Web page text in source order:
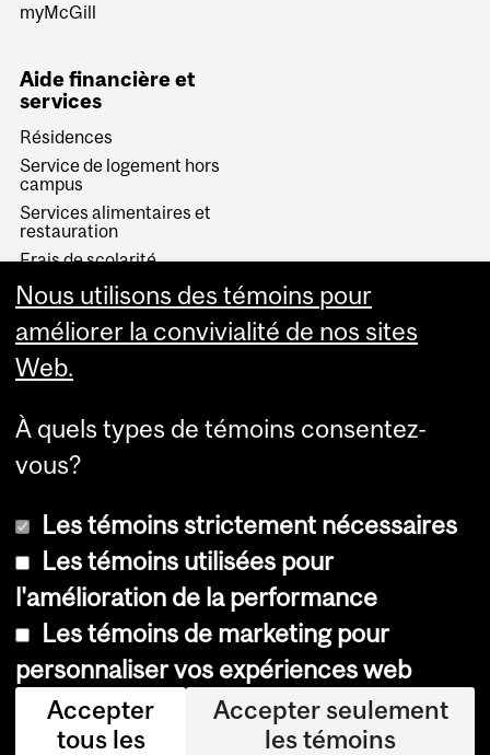
myMcGill
Aide financière et
services
Résidences
Service de logement hors
campus
Services alimentaires et
restauration
Frais de scolarité
Bourses & Aide Financière
première année
Étudiants francophones
Service des sports
© Université McGill, 2026
Accessibilité
Avis sur les témoins
Paramètres des témoins
Nous utilisons des témoins pour
améliorer la convivialité de nos sites
Web.
À quels types de témoins consentez-
vous?
Les témoins strictement nécessaires
Les témoins utilisées pour
l'amélioration de la performance
Les témoins de marketing pour
personnaliser vos expériences web
Accepter
tous les
Accepter seulement
les témoins